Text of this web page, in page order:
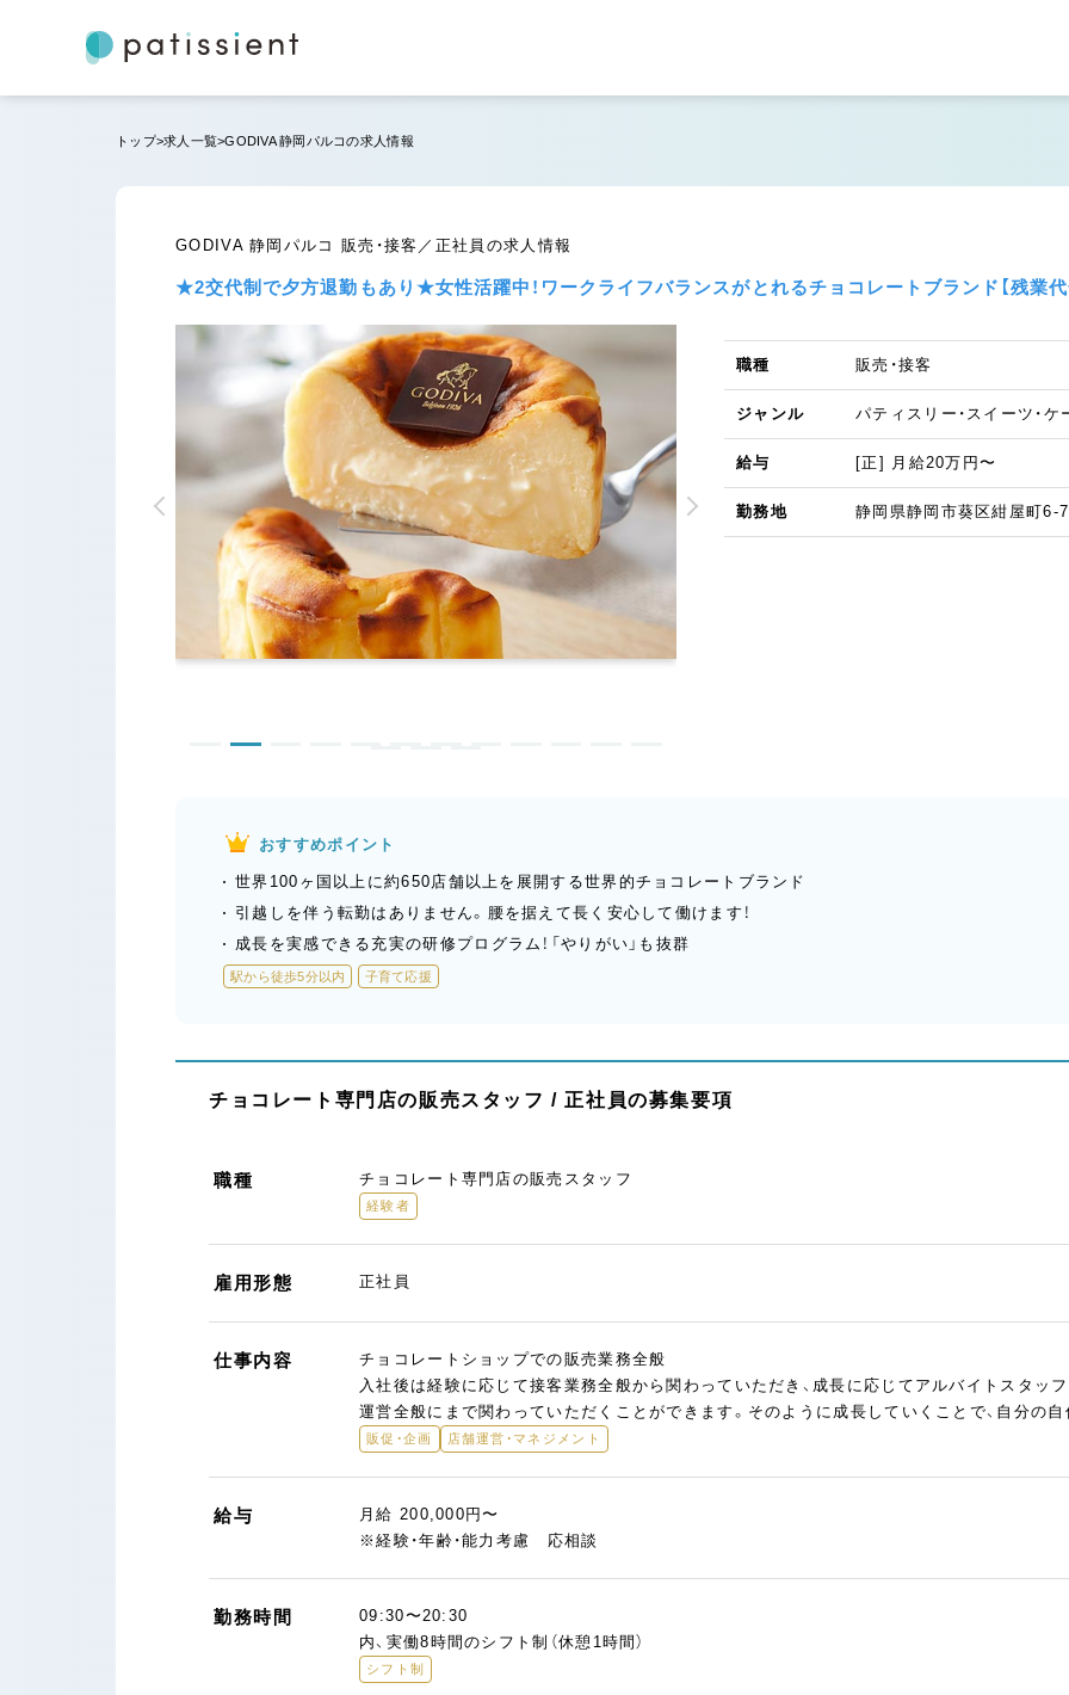
トップ 求人一覧 GODIVA 静岡パルコの求人情報
GODIVA 静岡パルコ 販売・接客／正社員の求人情報
★2交代制で夕方退勤もあり★女性活躍中！ワークライフバランスがとれるチョコレートブランド【残業代
職種 販売・接客
ジャンル パティスリー・スイーツ・ケ
給与 [正] 月給20万円〜
勤務地 静岡県静岡市葵区紺屋町6-
おすすめポイント
世界100ヶ国以上に約650店舗以上を展開する世界的チョコレートブランド
引越しを伴う転勤はありません。腰を据えて長く安心して働けます！
成長を実感できる充実の研修プログラム！「やりがい」も抜群
駅から徒歩5分以内 子育て応援
チョコレート専門店の販売スタッフ / 正社員の募集要項
職種 チョコレート専門店の販売スタッフ
経験者
雇用形態 正社員
仕事内容
チョコレートショップでの販売業務全般
入社後は経験に応じて接客業務全般から関わっていただき、成長に応じてアルバイトスタッ
運営全般にまで関わっていただくことができます。そのように成長していくことで、自分の自
販促・企画 店舗運営・マネジメント
給与
月給 200,000円〜
※経験・年齢・能力考慮 応相談
勤務時間
09:30〜20:30
内、実働8時間のシフト制（休憩1時間）
シフト制